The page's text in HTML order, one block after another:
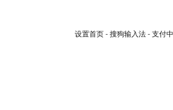
设置首页 - 搜狗输入法 - 支付